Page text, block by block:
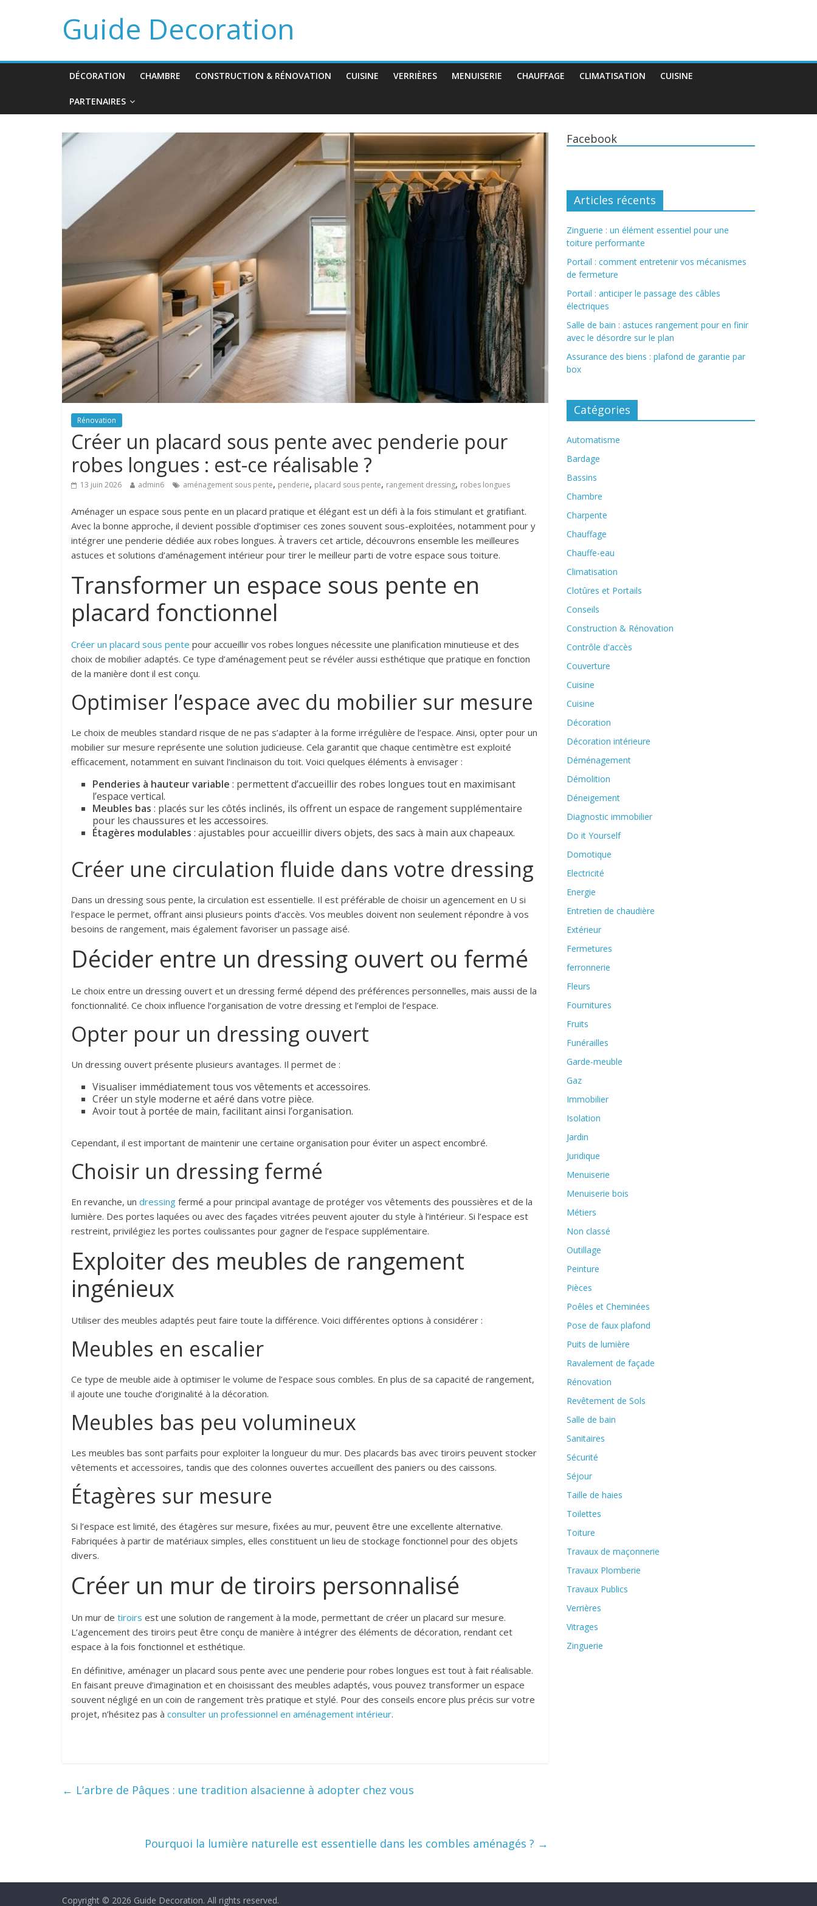
Guide Decoration
DÉCORATION CHAMBRE CONSTRUCTION & RÉNOVATION CUISINE VERRIÈRES MENUISERIE CHAUFFAGE CLIMATISATION CUISINE
PARTENAIRES
Rénovation
Créer un placard sous pente avec penderie pour
robes longues : est-ce réalisable ?
13 juin 2026 admin6 aménagement sous pente, penderie, placard sous pente, rangement dressing, robes longues
Aménager un espace sous pente en un placard pratique et élégant est un défi à la fois stimulant et gratifiant.
Avec la bonne approche, il devient possible d’optimiser ces zones souvent sous-exploitées, notamment pour y
intégrer une penderie dédiée aux robes longues. À travers cet article, découvrons ensemble les meilleures
astuces et solutions d’aménagement intérieur pour tirer le meilleur parti de votre espace sous toiture.
Transformer un espace sous pente en
placard fonctionnel
Créer un placard sous pente pour accueillir vos robes longues nécessite une planification minutieuse et des
choix de mobilier adaptés. Ce type d’aménagement peut se révéler aussi esthétique que pratique en fonction
de la manière dont il est conçu.
Optimiser l’espace avec du mobilier sur mesure
Le choix de meubles standard risque de ne pas s’adapter à la forme irrégulière de l’espace. Ainsi, opter pour un
mobilier sur mesure représente une solution judicieuse. Cela garantit que chaque centimètre est exploité
efficacement, notamment en suivant l’inclinaison du toit. Voici quelques éléments à envisager :
Penderies à hauteur variable : permettent d’accueillir des robes longues tout en maximisant
l’espace vertical.
Meubles bas : placés sur les côtés inclinés, ils offrent un espace de rangement supplémentaire
pour les chaussures et les accessoires.
Étagères modulables : ajustables pour accueillir divers objets, des sacs à main aux chapeaux.
Créer une circulation fluide dans votre dressing
Dans un dressing sous pente, la circulation est essentielle. Il est préférable de choisir un agencement en U si
l’espace le permet, offrant ainsi plusieurs points d’accès. Vos meubles doivent non seulement répondre à vos
besoins de rangement, mais également favoriser un passage aisé.
Décider entre un dressing ouvert ou fermé
Le choix entre un dressing ouvert et un dressing fermé dépend des préférences personnelles, mais aussi de la
fonctionnalité. Ce choix influence l’organisation de votre dressing et l’emploi de l’espace.
Opter pour un dressing ouvert
Un dressing ouvert présente plusieurs avantages. Il permet de :
Visualiser immédiatement tous vos vêtements et accessoires.
Créer un style moderne et aéré dans votre pièce.
Avoir tout à portée de main, facilitant ainsi l’organisation.
Cependant, il est important de maintenir une certaine organisation pour éviter un aspect encombré.
Choisir un dressing fermé
En revanche, un dressing fermé a pour principal avantage de protéger vos vêtements des poussières et de la
lumière. Des portes laquées ou avec des façades vitrées peuvent ajouter du style à l’intérieur. Si l’espace est
restreint, privilégiez les portes coulissantes pour gagner de l’espace supplémentaire.
Exploiter des meubles de rangement
ingénieux
Utiliser des meubles adaptés peut faire toute la différence. Voici différentes options à considérer :
Meubles en escalier
Ce type de meuble aide à optimiser le volume de l’espace sous combles. En plus de sa capacité de rangement,
il ajoute une touche d’originalité à la décoration.
Meubles bas peu volumineux
Les meubles bas sont parfaits pour exploiter la longueur du mur. Des placards bas avec tiroirs peuvent stocker
vêtements et accessoires, tandis que des colonnes ouvertes accueillent des paniers ou des caissons.
Étagères sur mesure
Si l’espace est limité, des étagères sur mesure, fixées au mur, peuvent être une excellente alternative.
Fabriquées à partir de matériaux simples, elles constituent un lieu de stockage fonctionnel pour des objets
divers.
Créer un mur de tiroirs personnalisé
Un mur de tiroirs est une solution de rangement à la mode, permettant de créer un placard sur mesure.
L’agencement des tiroirs peut être conçu de manière à intégrer des éléments de décoration, rendant cet
espace à la fois fonctionnel et esthétique.
En définitive, aménager un placard sous pente avec une penderie pour robes longues est tout à fait réalisable.
En faisant preuve d’imagination et en choisissant des meubles adaptés, vous pouvez transformer un espace
souvent négligé en un coin de rangement très pratique et stylé. Pour des conseils encore plus précis sur votre
projet, n’hésitez pas à consulter un professionnel en aménagement intérieur.
← L’arbre de Pâques : une tradition alsacienne à adopter chez vous
Pourquoi la lumière naturelle est essentielle dans les combles aménagés ? →
Facebook
Articles récents
Zinguerie : un élément essentiel pour une
toiture performante
Portail : comment entretenir vos mécanismes
de fermeture
Portail : anticiper le passage des câbles
électriques
Salle de bain : astuces rangement pour en finir
avec le désordre sur le plan
Assurance des biens : plafond de garantie par
box
Catégories
Automatisme
Bardage
Bassins
Chambre
Charpente
Chauffage
Chauffe-eau
Climatisation
Clotûres et Portails
Conseils
Construction & Rénovation
Contrôle d'accès
Couverture
Cuisine
Cuisine
Décoration
Décoration intérieure
Déménagement
Démolition
Déneigement
Diagnostic immobilier
Do it Yourself
Domotique
Electricité
Energie
Entretien de chaudière
Extérieur
Fermetures
ferronnerie
Fleurs
Fournitures
Fruits
Funérailles
Garde-meuble
Gaz
Immobilier
Isolation
Jardin
Juridique
Menuiserie
Menuiserie bois
Métiers
Non classé
Outillage
Peinture
Pièces
Poêles et Cheminées
Pose de faux plafond
Puits de lumière
Ravalement de façade
Rénovation
Revêtement de Sols
Salle de bain
Sanitaires
Sécurité
Séjour
Taille de haies
Toilettes
Toiture
Travaux de maçonnerie
Travaux Plomberie
Travaux Publics
Verrières
Vitrages
Zinguerie
Copyright © 2026 Guide Decoration. All rights reserved.